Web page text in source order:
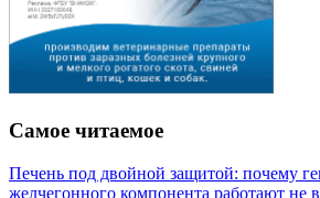
Самое читаемое
Печень под двойной защитой: почему
желчегонного компонента работают не